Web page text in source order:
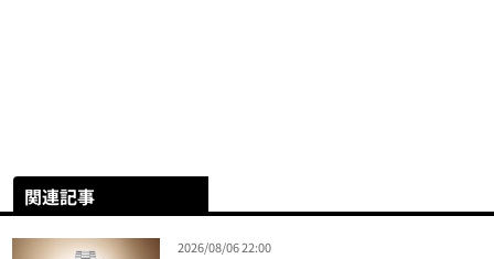
関連記事
2026/08/06 22:00